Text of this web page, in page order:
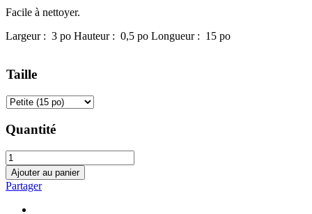
Facile à nettoyer.
Largeur : 3 po Hauteur : 0,5 po Longueur : 15 po
Taille
Quantité
Ajouter au panier
Partager